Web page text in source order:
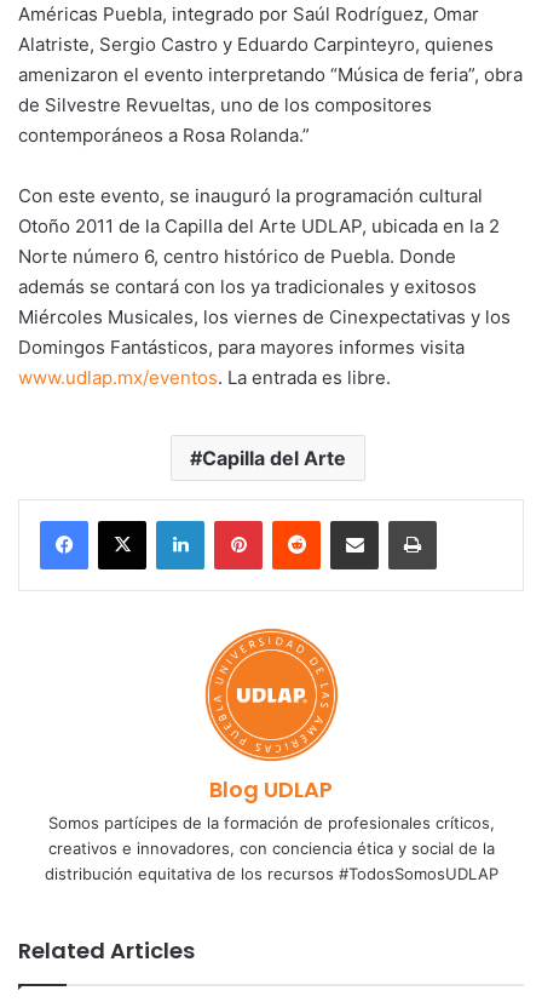
Américas Puebla, integrado por Saúl Rodríguez, Omar
Alatriste, Sergio Castro y Eduardo Carpinteyro, quienes
amenizaron el evento interpretando “Música de feria”, obra
de Silvestre Revueltas, uno de los compositores
contemporáneos a Rosa Rolanda.”
Con este evento, se inauguró la programación cultural
Otoño 2011 de la Capilla del Arte UDLAP, ubicada en la 2
Norte número 6, centro histórico de Puebla. Donde
además se contará con los ya tradicionales y exitosos
Miércoles Musicales, los viernes de Cinexpectativas y los
Domingos Fantásticos, para mayores informes visita
www.udlap.mx/eventos. La entrada es libre.
Capilla del Arte
LinkedInPinterestReddit Share via Email Print
Blog UDLAP
Somos partícipes de la formación de profesionales críticos,
creativos e innovadores, con conciencia ética y social de la
distribución equitativa de los recursos #TodosSomosUDLAP
Related Articles